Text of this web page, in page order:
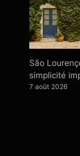
São
simplicité
7 août 2026